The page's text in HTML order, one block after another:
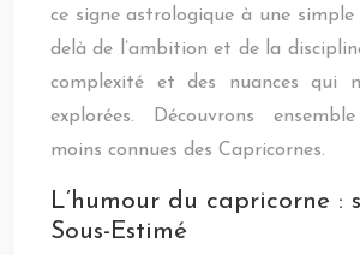
ce signe astrologique à une simple
delà de l’ambition et de la
complexité et des nuances qui
explorées. Découvrons
moins connues des Capricornes.
L’humour du capricorne :
Sous-Estimé